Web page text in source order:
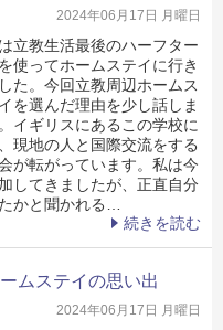
2024年06月17日 月曜日
立教生活最後のハーフター
使ってホームステイに行き
た。今回立教周辺ホームス
を選んだ理由を少し話しま
イギリスにあるこの学校に
現地の人と国際交流をする
が転がっています。私は今
してきましたが、正直自分
かと聞かれる…
続きを読む
ムステイの思い出
2024年06月17日 月曜日